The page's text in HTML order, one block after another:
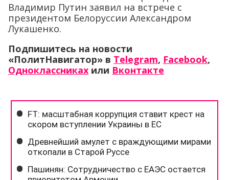
Владимир Путин заявил на встрече с
президентом Белоруссии Александром
Лукашенко.
Подпишитесь на новости
«ПолитНавигатор» в Telegram, Facebook,
Одноклассниках или Вконтакте